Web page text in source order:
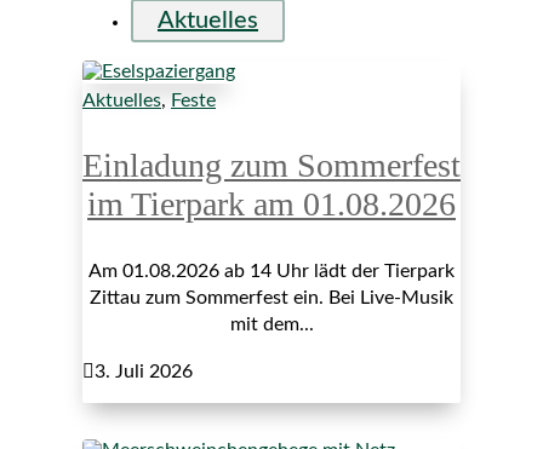
Aktuelles
Aktuelles, Feste
Einladung zum Sommerfest
im Tierpark am 01.08.2026
Am 01.08.2026 ab 14 Uhr lädt der Tierpark
Zittau zum Sommerfest ein. Bei Live-Musik
mit dem...
3. Juli 2026